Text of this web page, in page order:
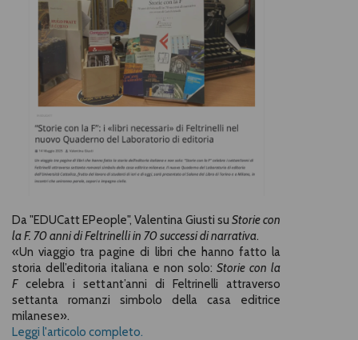
Da "EDUCatt EPeople", Valentina Giusti su Storie con
la F. 70 anni di Feltrinelli in 70 successi di narrativa.
«Un viaggio tra pagine di libri che hanno fatto la
storia dell’editoria italiana e non solo: Storie con la
Fcelebra i settant’anni di Feltrinelli attraverso
settanta romanzi simbolo della casa editrice
milanese».
Leggi l'articolo completo.